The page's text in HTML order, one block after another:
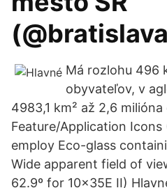
Má rozlohu 496
obyvateľov, v
4983,1 km² až 2,6
Feature/Application Icons
employ Eco-glass
Wide apparent field of
62.9º for 10x35E II)